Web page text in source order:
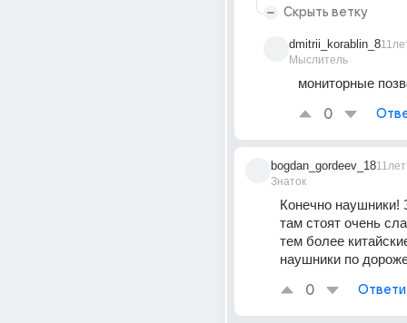
Скрыть ветку
dmitrii_korablin_8
Мыслитель
мониторные
0
bogdan_gordeev_18
Знаток
11лет
Конечно наушники!
там стоят очень
тем более
наушники по
0